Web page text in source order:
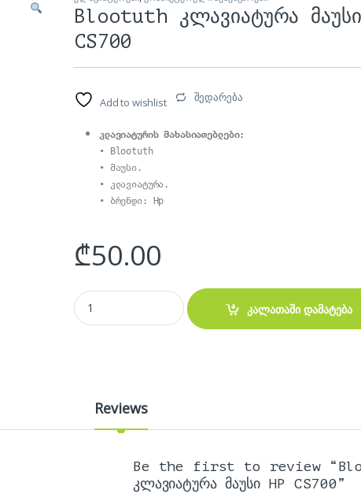
Blootuth კლავიატურა
CS700
Add to wishlist შედარება
კლავიატურის მახასიათებლები:
• Blootuth
• მაუსი.
• კლავიატურა.
• ბრენდი: Hp
₾50.00
Blootuth კლავიატურა მაუსი HP CS700 quantity
კალათაში დამატება
Reviews
Be the first to review
კლავიატურა მაუსი HP CS700”